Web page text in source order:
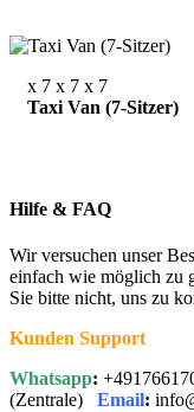
x 7 x 7 x 7
Taxi Van (7-Sitzer)
Hilfe & FAQ
Wir versuchen unser
einfach wie möglich zu
Sie bitte nicht, uns zu
Kunden Support
Whatsapp:
(Zentrale) Email: